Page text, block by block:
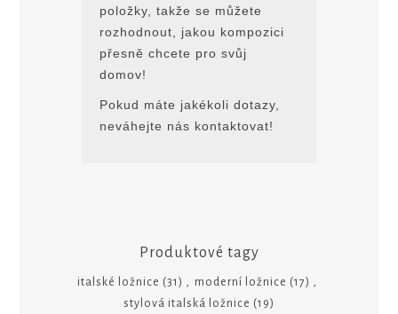
položky, takže se můžete
rozhodnout, jakou kompozici
přesně chcete pro svůj
domov!
Pokud máte jakékoli dotazy,
neváhejte nás kontaktovat!
Produktové tagy
italské ložnice (31) moderní ložnice (17)
stylová italská ložnice (19)